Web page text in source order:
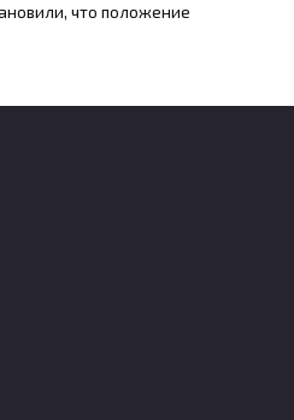
что положение